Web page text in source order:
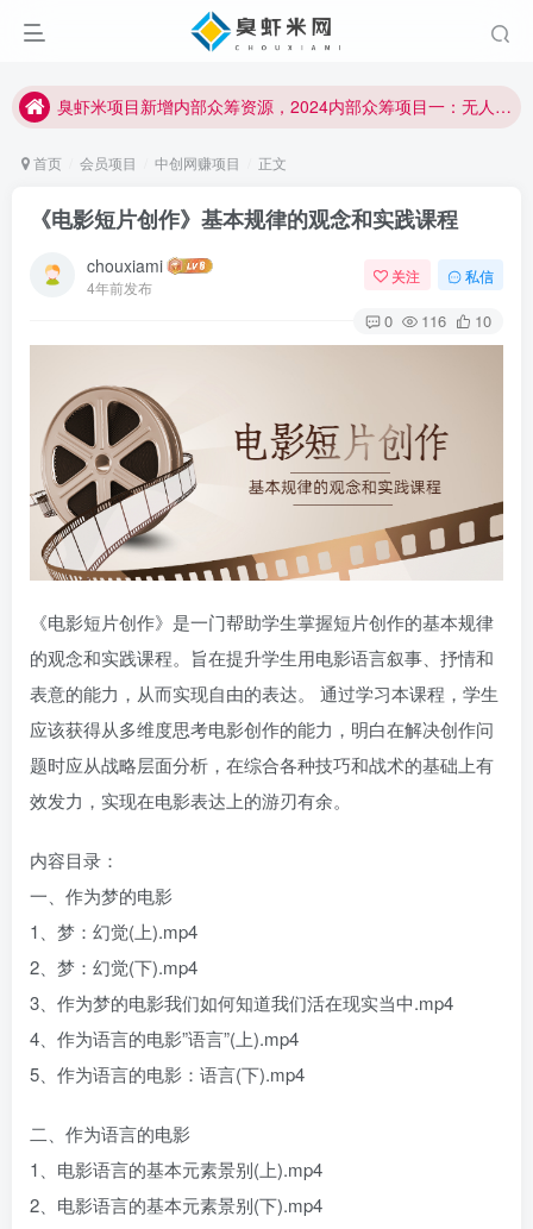
臭虾米项目新增内部众筹资源，2024内部众筹项目一：无人直播，价值1980元
臭虾米项目新增内部众筹资源，2024内部众筹项目一：无人直播，价值1980元
首页 会员项目 中创网赚项目 正文
《电影短片创作》基本规律的观念和实践课程
chouxiami
4年前发布
关注 私信
0 116 10
《电影短片创作》是一门帮助学生掌握短片创作的基本规律
的观念和实践课程。旨在提升学生用电影语言叙事、抒情和
表意的能力，从而实现自由的表达。 通过学习本课程，学生
应该获得从多维度思考电影创作的能力，明白在解决创作问
题时应从战略层面分析，在综合各种技巧和战术的基础上有
效发力，实现在电影表达上的游刃有余。
内容目录：
一、作为梦的电影
1、梦：幻觉(上).mp4
2、梦：幻觉(下).mp4
3、作为梦的电影我们如何知道我们活在现实当中.mp4
4、作为语言的电影”语言”(上).mp4
5、作为语言的电影：语言(下).mp4
二、作为语言的电影
1、电影语言的基本元素景别(上).mp4
2、电影语言的基本元素景别(下).mp4